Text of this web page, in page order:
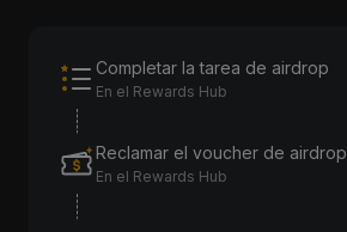
Completar la tarea de airdrop
En el Rewards Hub
Reclamar el voucher de airdrop
En el Rewards Hub